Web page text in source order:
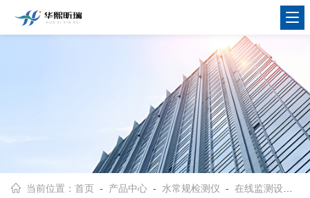
当前位置：首页 - 产品中心 - 水常规检测仪 -在线监测设备